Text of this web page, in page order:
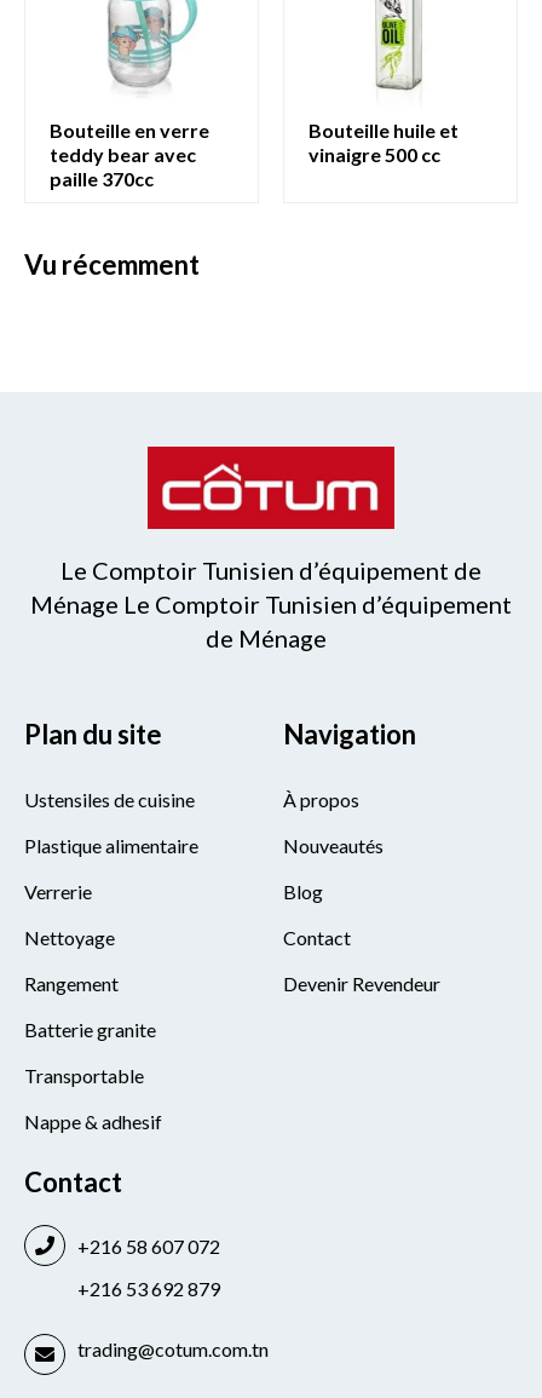
bouteille en verre
teddy bear avec
paille 370cc
bouteille huile et
vinaigre 500 cc
vu récemment
Le Comptoir Tunisien d’équipement de
Ménage Le Comptoir Tunisien d’équipement
de Ménage
Plan du site
Ustensiles de cuisine
Plastique alimentaire
Verrerie
Nettoyage
Rangement
Batterie granite
Transportable
Nappe & adhesif
Navigation
À propos
Nouveautés
Blog
Contact
Devenir Revendeur
Contact
+216 58 607 072
+216 53 692 879
trading@cotum.com.tn